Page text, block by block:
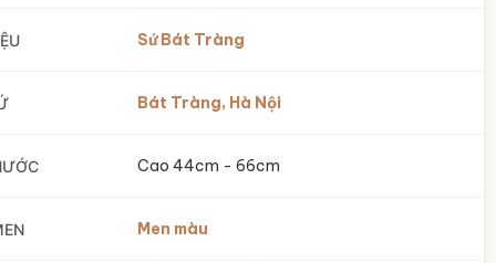
Sứ Bát Tràng
Bát Tràng, Hà Nội
Cao 44cm - 66cm
Men màu